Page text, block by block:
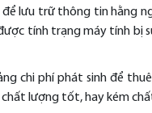
lưu trữ thông tin hằng
tính trạng máy tính bị
chi phí phát sinh để
lượng tốt, hay kém